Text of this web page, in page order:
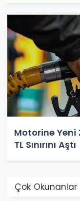
Motorine Yeni
TL Sınırını Aştı
Çok Okunanlar